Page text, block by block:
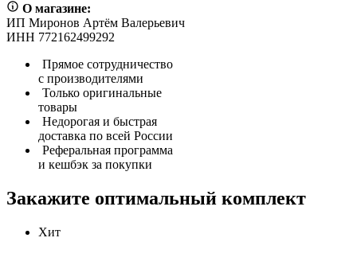
О магазине:
ИП Миронов Артём Валерьевич
ИНН 772162499292
Прямое сотрудничество
с производителями
Только оригинальные
товары
Недорогая и быстрая
доставка по всей России
Реферальная программа
и кешбэк за покупки
Закажите оптимальный комплект
Хит